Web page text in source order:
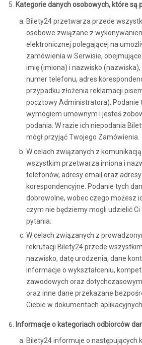
Kategorie danych osobowych, które są
Bilety24 przetwarza przede
osobowe związane z
elektronicznej polegającej na
zamówienia w Serwisie,
imię (imiona) i nazwisko (nazwiska),
numer telefonu, adres
przypadku złożenia reklamacji
pocztowy Administratora). Podanie
wymogiem umownym i jesteś
podania. W razie ich niepodania
mógł przyjąć Twojego Zamówienia.
W celach związanych z
wszystkim przetwarza imiona i
telefonów, adresy email oraz adresy
korespondencyjne. Podanie tych
dobrowolne, wobec czego możesz
czym nie będziemy mogli udzielić
pytania.
W celach związanych z
rekrutacji Bilety24 przede
nazwisko, datę urodzenia, dane
informacje o wykształceniu,
zawodowych oraz
oraz inne dane przekazane
Ciebie w dokumentach
Informacje o kategoriach odbiorców
Bilety24 informuje o następujących